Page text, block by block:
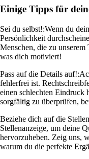
Einige Tipps für
Sei du selbst!:Wenn du
Persönlichkeit
Menschen, die zu unserem
was dich motiviert!
Pass auf die Details auf!:
fehlerfrei ist.
einen schlechten Eindruck
sorgfältig zu überprüfen,
Beziehe dich auf die
Stellenanzeige, um deine
hervorzuheben. Zeig uns,
warum du die perfekte